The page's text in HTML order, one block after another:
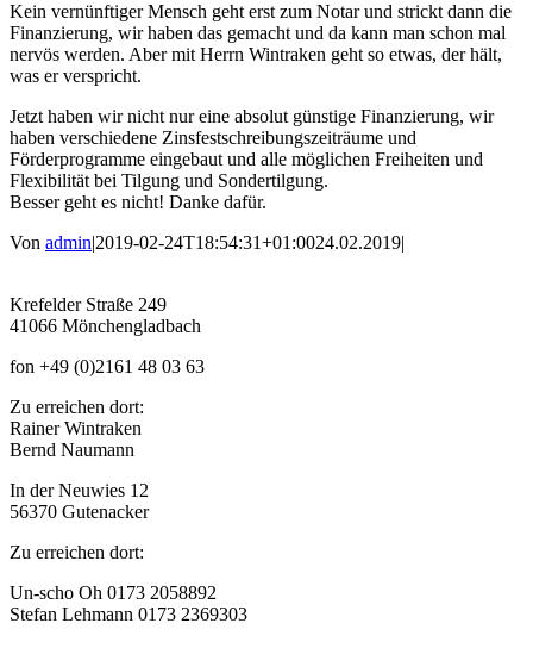
Kein vernünftiger Mensch geht erst zum Notar und strickt dann die
Finanzierung, wir haben das gemacht und da kann man schon mal
nervös werden. Aber mit Herrn Wintraken geht so etwas, der hält,
was er verspricht.
Jetzt haben wir nicht nur eine absolut günstige Finanzierung, wir
haben verschiedene Zinsfestschreibungszeiträume und
Förderprogramme eingebaut und alle möglichen Freiheiten und
Flexibilität bei Tilgung und Sondertilgung.
Besser geht es nicht! Danke dafür.
Von admin|2019-02-24T18:54:31+01:0024.02.2019|
Krefelder Straße 249
41066 Mönchengladbach
fon +49 (0)2161 48 03 63
Zu erreichen dort:
Rainer Wintraken
Bernd Naumann
In der Neuwies 12
56370 Gutenacker
Zu erreichen dort:
Un-scho Oh 0173 2058892
Stefan Lehmann 0173 2369303